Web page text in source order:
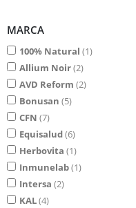
MARCA
100% Natural 1
Allium Noir 2
AVD Reform 2
Bonusan 5
CFN 7
Equisalud 6
Herbovita 1
Inmunelab 1
Intersa 2
KAL 4